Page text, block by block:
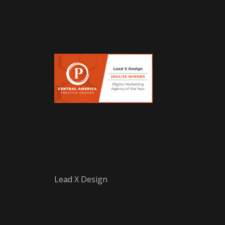
Lead X Design